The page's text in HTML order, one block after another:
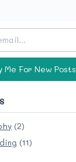
Me For New Posts
(2)
(11)